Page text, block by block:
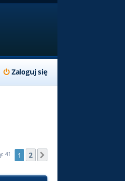
Zaloguj się
41 1 2